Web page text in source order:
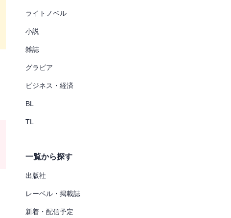
ライトノベル
小説
雑誌
グラビア
ビジネス・経済
BL
TL
一覧から探す
出版社
レーベル・掲載誌
新着・配信予定